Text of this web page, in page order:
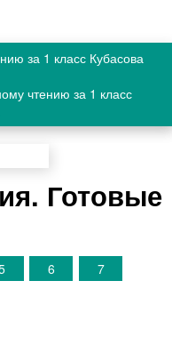
за 1 класс Кубасова
чтению за 1 класс
Готовые
6
7